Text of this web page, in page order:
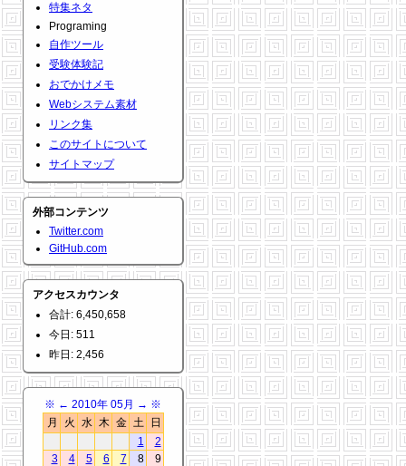
特集ネタ
Programing
自作ツール
受験体験記
おでかけメモ
Webシステム素材
リンク集
このサイトについて
サイトマップ
外部コンテンツ
Twitter.com
GitHub.com
アクセスカウンタ
合計: 6,450,658
今日: 511
昨日: 2,456
※ ← 2010年 05月 → ※
月
火 水 木 金 土
日
1
2
3
4 5 6 7 8
9